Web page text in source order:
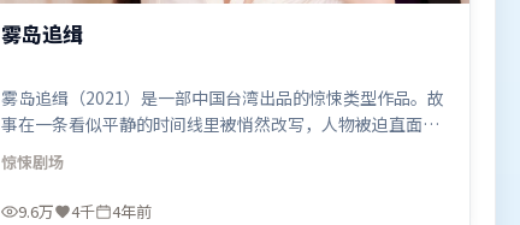
雾岛追缉
雾岛追缉（2021）是一部中国台湾出品的惊悚类型作品。故
事在一条看似平静的时间线里被悄然改写，人物被迫直面过
去与现在的撕裂。高潮段落信息密度高，情绪释放与主题回
扣同时完成。由雷德利·斯科特执导，黄渤、周迅、咏梅，
孙艺珍、梁朝伟、全智贤等联袂出演。影片于2021年11月14
惊悚剧场
9.6万 4千 4年前